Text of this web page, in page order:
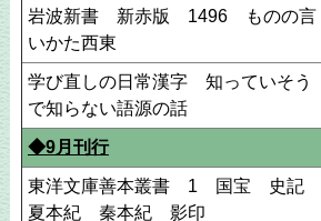
岩波新書 新赤版 1496 ものの言
いかた西東
学び直しの日常漢字 知っていそう
で知らない語源の話
◆9月刊行
東洋文庫善本叢書 1 国宝 史記
夏本紀 秦本紀 影印